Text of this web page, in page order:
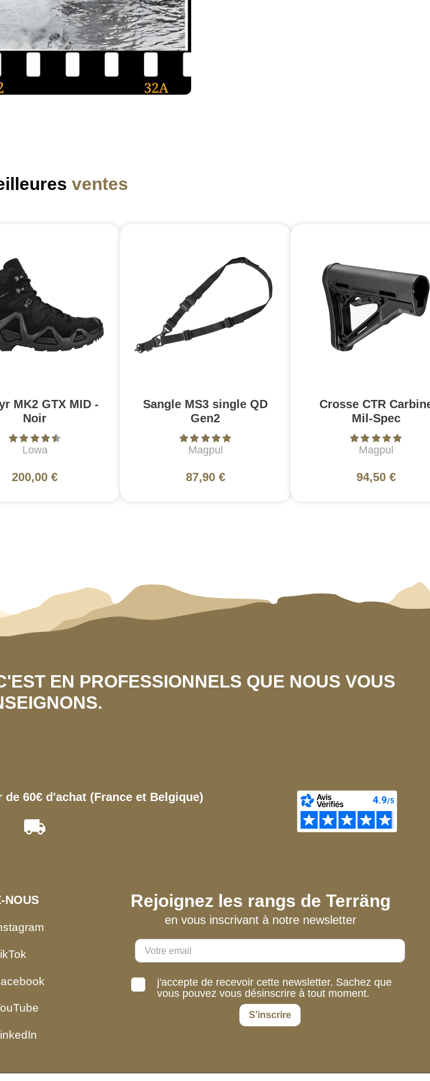
ventes
MK2 GTX MID -
Noir
Lowa
200,00 €
Sangle MS3 single QD
Gen2
Magpul
87,90 €
Crosse CTR
Mil-Spec
Magpul
94,50 €
EN PROFESSIONNELS QUE NOUS VOUS
60€ d'achat (France et Belgique)
NOUS Rejoignez les rangs de Terräng
en vous inscrivant à notre newsletter
j'accepte de recevoir cette newsletter. Sachez que
vous pouvez vous désinscrire à tout moment.
S'inscrire